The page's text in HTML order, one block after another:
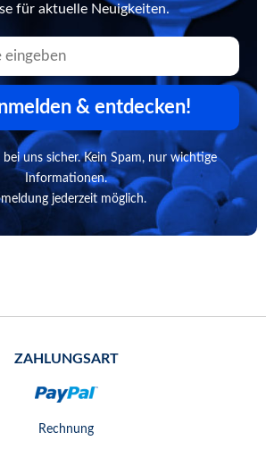
für aktuelle Neuigkeiten.
& entdecken!
bei uns sicher. Kein Spam, nur wichtige
Informationen.
jederzeit möglich.
ZAHLUNGSART
Rechnung